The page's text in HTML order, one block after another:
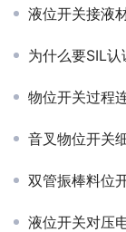
液位开关接液材质涂层
为什么要SIL认
物位开关过程
音叉物位开关
双管振棒料位
液位开关对压